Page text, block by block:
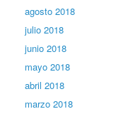
agosto 2018
julio 2018
junio 2018
mayo 2018
abril 2018
marzo 2018